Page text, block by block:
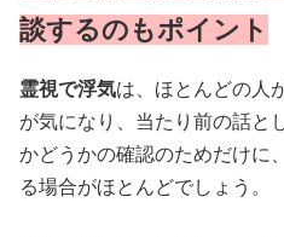
談するのもポイント
霊視で浮気は、ほとんどの人
が気になり、当たり前の話と
かどうかの確認のためだけに
る場合がほとんどでしょう。